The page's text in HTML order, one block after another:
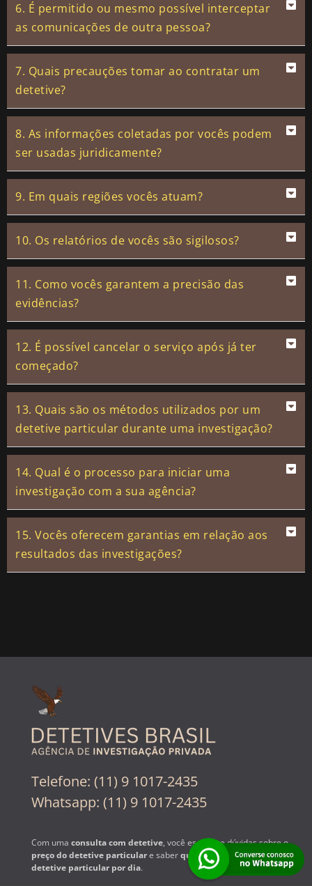
6. É permitido ou mesmo possível interceptar
as comunicações de outra pessoa?
7. Quais precauções tomar ao contratar um
detetive?
8. As informações coletadas por vocês podem
ser usadas juridicamente?
9. Em quais regiões vocês atuam?
10. Os relatórios de vocês são sigilosos?
11. Como vocês garantem a precisão das
evidências?
12. É possível cancelar o serviço após já ter
começado?
13. Quais são os métodos utilizados por um
detetive particular durante uma investigação?
14. Qual é o processo para iniciar uma
investigação com a sua agência?
15. Vocês oferecem garantias em relação aos
resultados das investigações?
Telefone: (11) 9 1017-2435
Whatsapp: (11) 9 1017-2435
Com uma consulta com detetive, você esclarece dúvidas sobre o
preço do detetive particulare saberquanto custa contratar um
detetive particular por dia.